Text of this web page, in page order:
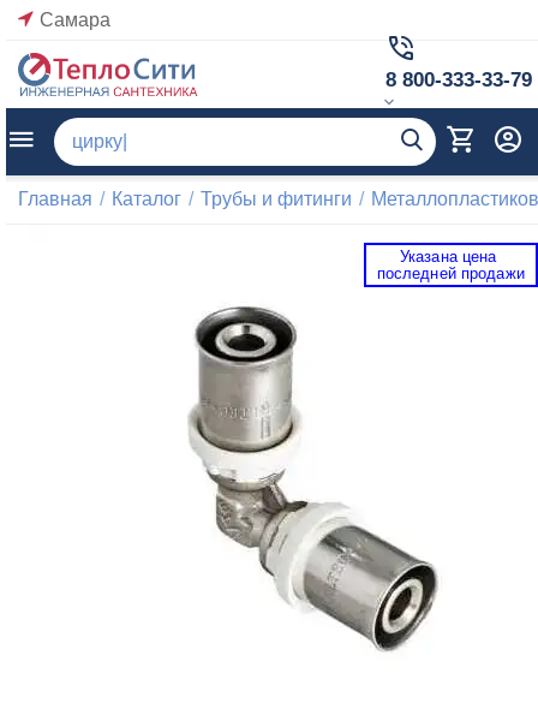
Самара
8 800-333-33-79
Главная / Каталог / Трубы и фитинги /
Указана цена
последней продажи